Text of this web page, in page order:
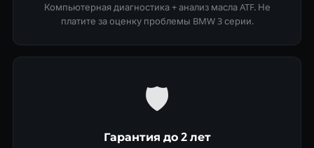
Компьютерная диагностика + анализ масла ATF. Не
платите за оценку проблемы BMW 3 серии.
🛡
Гарантия до 2 лет